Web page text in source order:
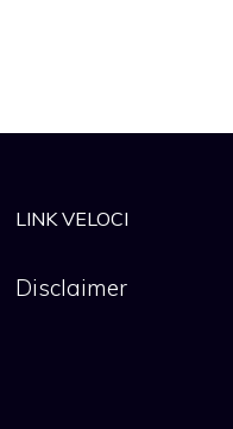
LINK VELOCI
Disclaimer